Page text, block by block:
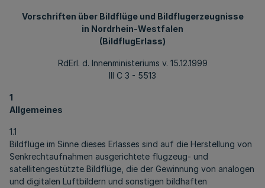
Vorschriften über Bildflüge und Bildflugerzeugnisse
in Nordrhein-Westfalen
(BildflugErlass)
RdErl. d. Innenministeriums v. 15.12.1999
III C 3 - 5513
1
Allgemeines
1.1
Bildflüge im Sinne dieses Erlasses sind auf die Herstellung von
Senkrechtaufnahmen ausgerichtete flugzeug- und
satellitengestützte Bildflüge, die der Gewinnung von analogen
und digitalen Luftbildern und sonstigen bildhaften